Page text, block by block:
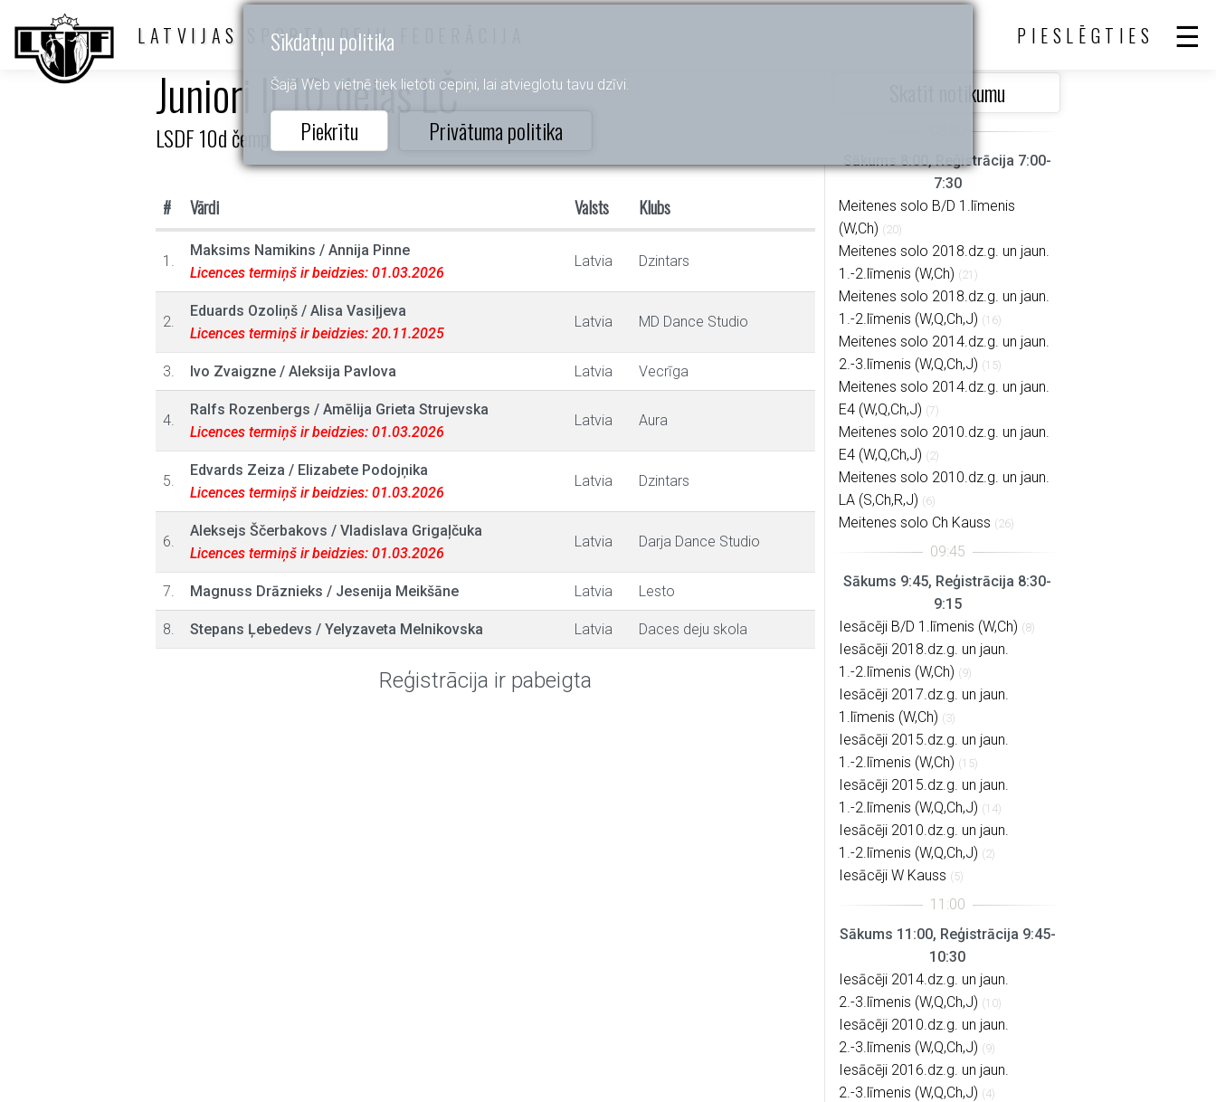
Sīkdatņu politika
Šajā Web vietnē tiek lietoti cepiņi, lai atvieglotu tavu dzīvi.
Piekrītu Privātuma politika
LATVIJAS SPORTA DEJU FEDERĀCIJA PIESLĒGTIES
Juniori II 10 dejas LČ
LSDF 10d čempionāts
# Vārdi Valsts Klubs
1.
Maksims Namikins / Annija Pinne
Licences termiņš ir beidzies: 01.03.2026
Latvia Dzintars
2.
Eduards Ozoliņš / Alisa Vasiļjeva
Licences termiņš ir beidzies: 20.11.2025
Latvia MD Dance Studio
3. Ivo Zvaigzne / Aleksija Pavlova Latvia Vecrīga
4.
Ralfs Rozenbergs / Amēlija Grieta Strujevska
Licences termiņš ir beidzies: 01.03.2026
Latvia Aura
5.
Edvards Zeiza / Elizabete Podojņika
Licences termiņš ir beidzies: 01.03.2026
Latvia Dzintars
6.
Aleksejs Ščerbakovs / Vladislava Grigaļčuka
Licences termiņš ir beidzies: 01.03.2026
Latvia Darja Dance Studio
7. Magnuss Drāznieks / Jesenija Meikšāne Latvia Lesto
8. Stepans Ļebedevs / Yelyzaveta Melnikovska Latvia Daces deju skola
Reģistrācija ir pabeigta
Skatīt notikumu
Sākums 8:00, Reģistrācija 7:00-
7:30
Meitenes solo B/D 1.līmenis
(W,Ch) (20)
Meitenes solo 2018.dz.g. un jaun.
1.-2.līmenis (W,Ch) (21)
Meitenes solo 2018.dz.g. un jaun.
1.-2.līmenis (W,Q,Ch,J) (16)
Meitenes solo 2014.dz.g. un jaun.
2.-3.līmenis (W,Q,Ch,J) (15)
Meitenes solo 2014.dz.g. un jaun.
E4 (W,Q,Ch,J) (7)
Meitenes solo 2010.dz.g. un jaun.
E4 (W,Q,Ch,J) (2)
Meitenes solo 2010.dz.g. un jaun.
LA (S,Ch,R,J) (6)
Meitenes solo Ch Kauss (26)
Sākums 9:45, Reģistrācija 8:30-
9:15
Iesācēji B/D 1.līmenis (W,Ch) (8)
Iesācēji 2018.dz.g. un jaun.
1.-2.līmenis (W,Ch) (9)
Iesācēji 2017.dz.g. un jaun.
1.līmenis (W,Ch) (3)
Iesācēji 2015.dz.g. un jaun.
1.-2.līmenis (W,Ch) (15)
Iesācēji 2015.dz.g. un jaun.
1.-2.līmenis (W,Q,Ch,J) (14)
Iesācēji 2010.dz.g. un jaun.
1.-2.līmenis (W,Q,Ch,J) (2)
Iesācēji W Kauss (5)
Sākums 11:00, Reģistrācija 9:45-
10:30
Iesācēji 2014.dz.g. un jaun.
2.-3.līmenis (W,Q,Ch,J) (10)
Iesācēji 2010.dz.g. un jaun.
2.-3.līmenis (W,Q,Ch,J) (9)
Iesācēji 2016.dz.g. un jaun.
2.-3.līmenis (W,Q,Ch,J) (4)